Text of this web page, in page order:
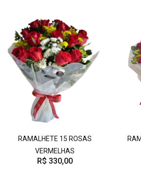
RAMALHETE 15 ROSAS
VERMELHAS
R$ 330,00